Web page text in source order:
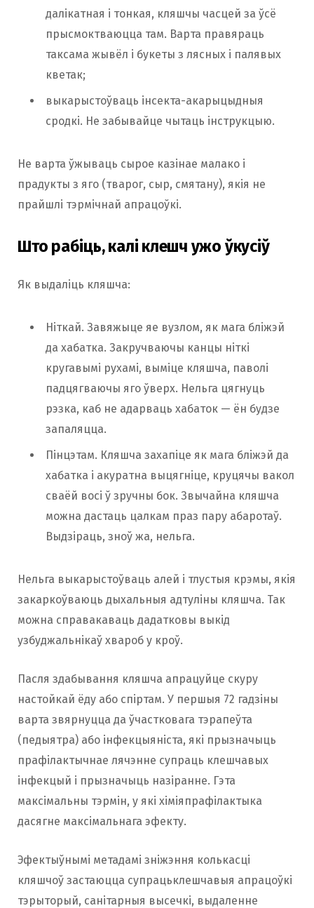
далікатная і тонкая, кляшчы часцей за ўсё
прысмоктваюцца там. Варта правяраць
таксама жывёл і букеты з лясных і палявых
кветак;
выкарыстоўваць інсекта-акарыцыдныя
сродкі. Не забывайце чытаць інструкцыю.
Не варта ўжываць сырое казінае малако і
прадукты з яго (тварог, сыр, смятану), якія не
прайшлі тэрмічнай апрацоўкі.
Што рабіць, калі клешч ужо ўкусіў
Як выдаліць кляшча:
Ніткай. Завяжыце яе вузлом, як мага бліжэй
да хабатка. Закручваючы канцы ніткі
кругавымі рухамі, выміце кляшча, паволі
падцягваючы яго ўверх. Нельга цягнуць
рэзка, каб не адарваць хабаток — ён будзе
запаляцца.
Пінцэтам. Кляшча захапіце як мага бліжэй да
хабатка і акуратна выцягніце, круцячы вакол
сваёй восі ў зручны бок. Звычайна кляшча
можна дастаць цалкам праз пару абаротаў.
Выдзіраць, зноў жа, нельга.
Нельга выкарыстоўваць алей і тлустыя крэмы, якія
закаркоўваюць дыхальныя адтуліны кляшча. Так
можна справакаваць дадатковы выкід
узбуджальнікаў хвароб у кроў.
Пасля здабывання кляшча апрацуйце скуру
настойкай ёду або спіртам. У першыя 72 гадзіны
варта звярнуцца да ўчастковага тэрапеўта
(педыятра) або інфекцыяніста, які прызначыць
прафілактычнае лячэнне супраць клешчавых
інфекцый і прызначыць назіранне. Гэта
максімальны тэрмін, у які хіміяпрафілактыка
дасягне максімальнага эфекту.
Эфектыўнымі метадамі зніжэння колькасці
кляшчоў застаюцца супрацьклешчавыя апрацоўкі
тэрыторый, санітарныя высечкі, выдаленне